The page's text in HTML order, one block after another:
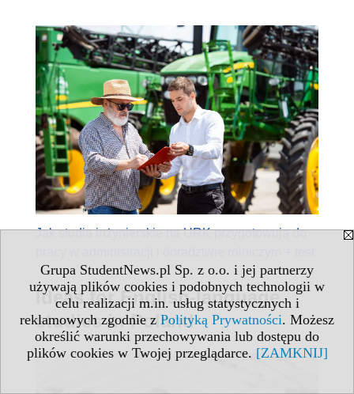
Grupa StudentNews.pl Sp. z o.o. i jej partnerzy
używają plików cookies i podobnych technologii w
celu realizacji m.in. usług statystycznych i
reklamowych zgodnie z Polityką Prywatności. Możesz
określić warunki przechowywania lub dostępu do
plików cookies w Twojej przeglądarce. [ZAMKNIJ]
Jak studia inżynierskie na URK przygotowują do
Ideas for English-language
studies in Poland